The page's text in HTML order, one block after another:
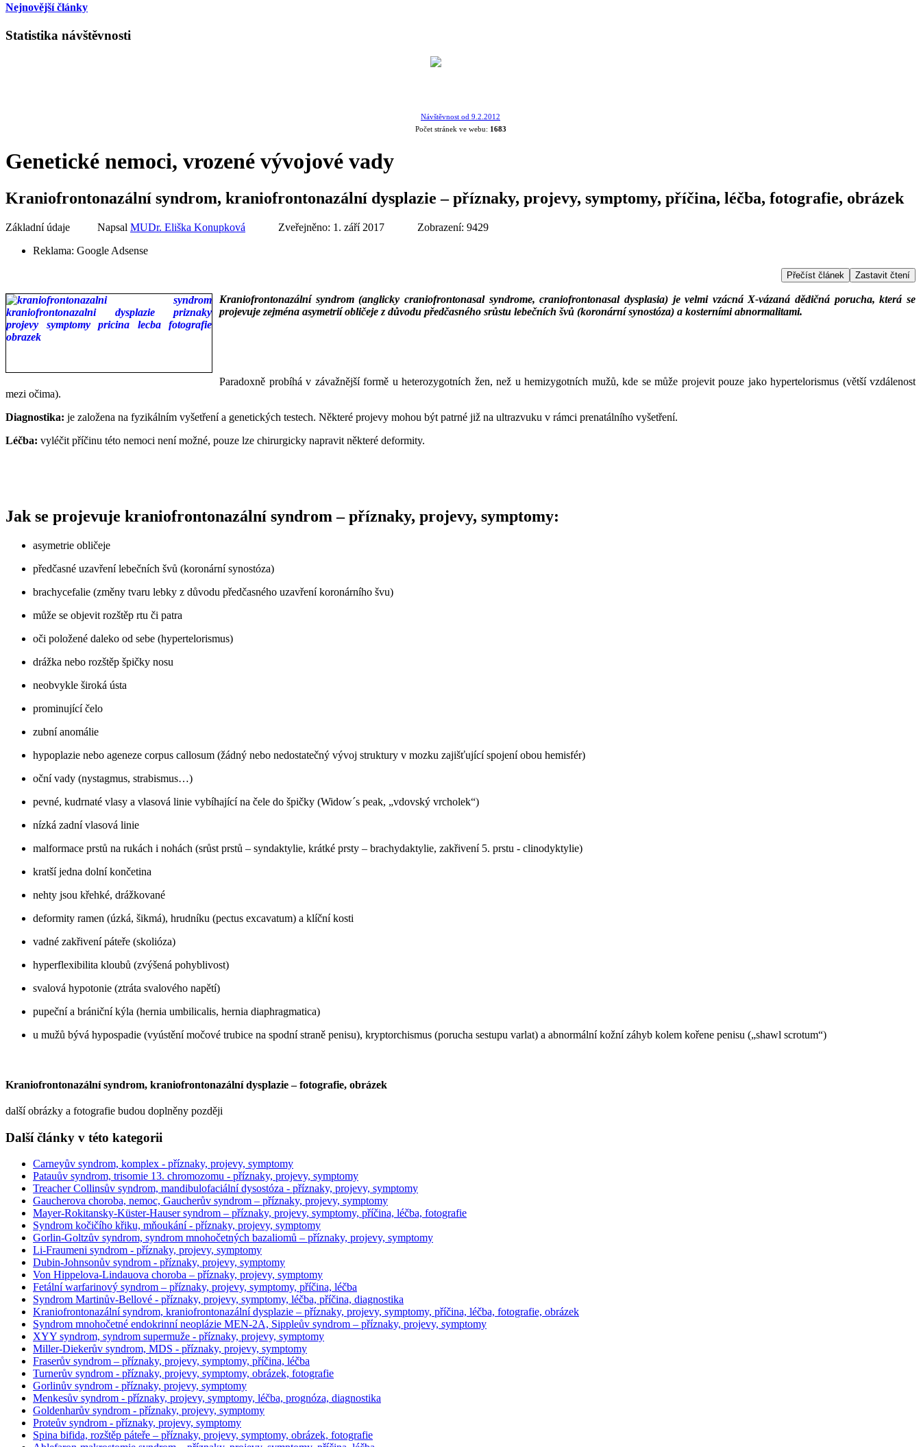
Nejnovější články
Statistika návštěvnosti
Návštěvnost od 9.2.2012
Počet stránek ve webu: 1683
Genetické nemoci, vrozené vývojové vady
Kraniofrontonazální syndrom, kraniofrontonazální dysplazie – příznaky, projevy, symptomy, příčina, léčba, fotografie, obrázek
Základní údaje Napsal MUDr. Eliška Konupková Zveřejněno: 1. září 2017
Zobrazení: 9429
Reklama: Google Adsense
Přečíst článek Zastavit čtení
Kraniofrontonazální syndrom (anglicky craniofrontonasal syndrome, craniofrontonasal dysplasia) je velmi vzácná X-vázaná dědičná porucha, která se
projevuje zejména asymetrií obličeje z důvodu předčasného srůstu lebečních švů (koronární synostóza) a kosterními abnormalitami.
Paradoxně probíhá v závažnější formě u heterozygotních žen, než u hemizygotních mužů, kde se může projevit pouze jako hypertelorismus (větší vzdálenost
mezi očima).
Diagnostika: je založena na fyzikálním vyšetření a genetických testech. Některé projevy mohou být patrné již na ultrazvuku v rámci prenatálního vyšetření.
Léčba: vyléčit příčinu této nemoci není možné, pouze lze chirurgicky napravit některé deformity.
Jak se projevuje kraniofrontonazální syndrom – příznaky, projevy, symptomy:
asymetrie obličeje
předčasné uzavření lebečních švů (koronární synostóza)
brachycefalie (změny tvaru lebky z důvodu předčasného uzavření koronárního švu)
může se objevit rozštěp rtu či patra
oči položené daleko od sebe (hypertelorismus)
drážka nebo rozštěp špičky nosu
neobvykle široká ústa
prominující čelo
zubní anomálie
hypoplazie nebo ageneze corpus callosum (žádný nebo nedostatečný vývoj struktury v mozku zajišťující spojení obou hemisfér)
oční vady (nystagmus, strabismus…)
pevné, kudrnaté vlasy a vlasová linie vybíhající na čele do špičky (Widow´s peak, „vdovský vrcholek“)
nízká zadní vlasová linie
malformace prstů na rukách i nohách (srůst prstů – syndaktylie, krátké prsty – brachydaktylie, zakřivení 5. prstu - clinodyktylie)
kratší jedna dolní končetina
nehty jsou křehké, drážkované
deformity ramen (úzká, šikmá), hrudníku (pectus excavatum) a klíční kosti
vadné zakřivení páteře (skolióza)
hyperflexibilita kloubů (zvýšená pohyblivost)
svalová hypotonie (ztráta svalového napětí)
pupeční a brániční kýla (hernia umbilicalis, hernia diaphragmatica)
u mužů bývá hypospadie (vyústění močové trubice na spodní straně penisu), kryptorchismus (porucha sestupu varlat) a abnormální kožní záhyb kolem kořene penisu („shawl scrotum“)
Kraniofrontonazální syndrom, kraniofrontonazální dysplazie – fotografie, obrázek
další obrázky a fotografie budou doplněny později
Další články v této kategorii
Carneyův syndrom, komplex - příznaky, projevy, symptomy
Patauův syndrom, trisomie 13. chromozomu - příznaky, projevy, symptomy
Treacher Collinsův syndrom, mandibulofaciální dysostóza - příznaky, projevy, symptomy
Gaucherova choroba, nemoc, Gaucherův syndrom – příznaky, projevy, symptomy
Mayer-Rokitansky-Küster-Hauser syndrom – příznaky, projevy, symptomy, příčina, léčba, fotografie
Syndrom kočičího křiku, mňoukání - příznaky, projevy, symptomy
Gorlin-Goltzův syndrom, syndrom mnohočetných bazaliomů – příznaky, projevy, symptomy
Li-Fraumeni syndrom - příznaky, projevy, symptomy
Dubin-Johnsonův syndrom - příznaky, projevy, symptomy
Von Hippelova-Lindauova choroba – příznaky, projevy, symptomy
Fetální warfarinový syndrom – příznaky, projevy, symptomy, příčina, léčba
Syndrom Martinův-Bellové - příznaky, projevy, symptomy, léčba, příčina, diagnostika
Kraniofrontonazální syndrom, kraniofrontonazální dysplazie – příznaky, projevy, symptomy, příčina, léčba, fotografie, obrázek
Syndrom mnohočetné endokrinní neoplázie MEN-2A, Sippleův syndrom – příznaky, projevy, symptomy
XYY syndrom, syndrom supermuže - příznaky, projevy, symptomy
Miller-Diekerův syndrom, MDS - příznaky, projevy, symptomy
Fraserův syndrom – příznaky, projevy, symptomy, příčina, léčba
Turnerův syndrom - příznaky, projevy, symptomy, obrázek, fotografie
Gorlinův syndrom - příznaky, projevy, symptomy
Menkesův syndrom - příznaky, projevy, symptomy, léčba, prognóza, diagnostika
Goldenharův syndrom - příznaky, projevy, symptomy
Proteův syndrom - příznaky, projevy, symptomy
Spina bifida, rozštěp páteře – příznaky, projevy, symptomy, obrázek, fotografie